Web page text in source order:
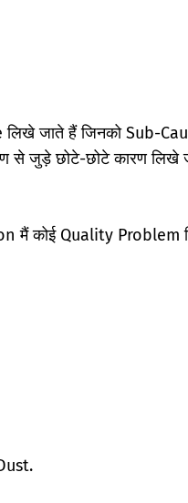
लिखे जाते हैं जिनको Sub-
से जुड़े छोटे-छोटे कारण लिखे
मैं कोई Quality Problem